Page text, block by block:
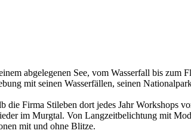
abgelegenen See, vom Wasserfall bis zum
mit seinen Wasserfällen, seinen
die Firma Stileben dort jedes Jahr Workshops
im Murgtal. Von Langzeitbelichtung mit
mit und ohne Blitze.